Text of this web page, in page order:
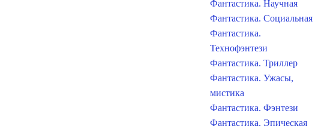
Фантастика. Научная
Фантастика. Социальная
Фантастика.
Технофэнтези
Фантастика. Триллер
Фантастика. Ужасы,
мистика
Фантастика. Фэнтези
Фантастика. Эпическая